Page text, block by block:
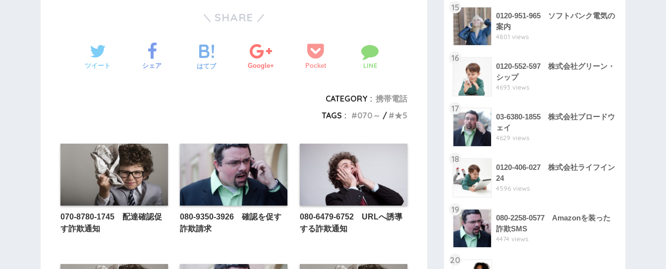
SHARE
ツイート シェア はてブ Google+ Pocket LINE
CATEGORY : 携帯電話
TAGS :
070～ ★5
070-8780-1745 配達確認促
す詐欺通知
080-9350-3926 確認を促す
詐欺請求
080-6479-6752 URLへ誘導
する詐欺通知
15
0120-951-965 ソフトバンク電気の
案内
4801 views
16
0120-552-597 株式会社グリーン・
シップ
4693 views
17
03-6380-1855 株式会社ブロードウ
ェイ
4629 views
18
0120-406-027 株式会社ライフイン
24
4596 views
19
080-2258-0577 Amazonを装った
詐欺SMS
4474 views
20